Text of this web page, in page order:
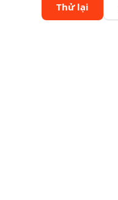
Thử lại